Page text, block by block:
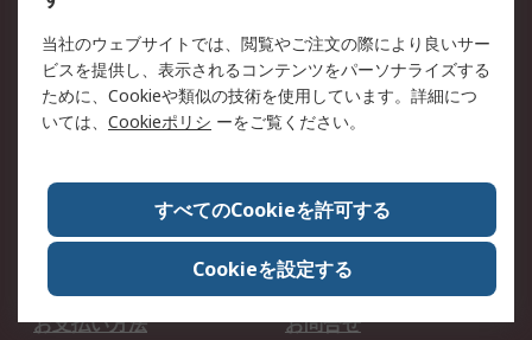
ご利用可能カード会社
その他のサービス
お客様サポート
マイアカウント（ユーザ
ー登録)
注文方法
配送・送料
お支払い方法
お問合せ
当社のウェブサイトでは、閲覧やご注文の際により良いサー
ビスを提供し、表示されるコンテンツをパーソナライズする
ために、Cookieや類似の技術を使用しています。詳細につ
いては、 Cookieポリシ ーをご覧ください。
すべてのCookieを許可する
Cookieを設定する